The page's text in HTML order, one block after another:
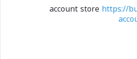
account storehttps://